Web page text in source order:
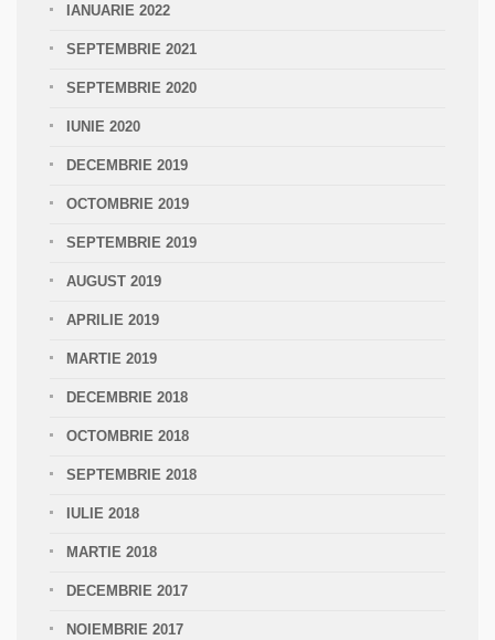
IANUARIE 2022
SEPTEMBRIE 2021
SEPTEMBRIE 2020
IUNIE 2020
DECEMBRIE 2019
OCTOMBRIE 2019
SEPTEMBRIE 2019
AUGUST 2019
APRILIE 2019
MARTIE 2019
DECEMBRIE 2018
OCTOMBRIE 2018
SEPTEMBRIE 2018
IULIE 2018
MARTIE 2018
DECEMBRIE 2017
NOIEMBRIE 2017